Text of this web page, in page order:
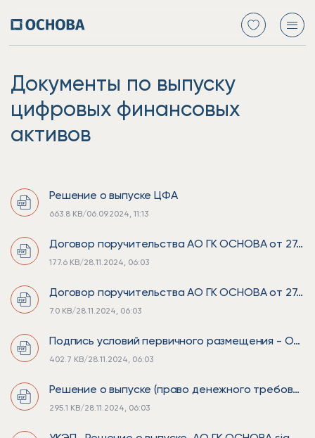
Документы по выпуску
цифровых финансовых
активов
Решение о выпуске ЦФА
663.8 KB/06.09.2024, 11:13
Договор поручительства АО ГК ОСНОВА от 27.11.2024.pdf
177.6 KB/28.11.2024, 06:03
Договор поручительства АО ГК ОСНОВА от 27.11.2024_SGN_1.sgn
7.0 KB/28.11.2024, 06:03
Подпись условий первичного размещения - Основа2.sig
402.7 KB/28.11.2024, 06:03
Решение о выпуске (право денежного требования) ЦФА №OSIN-1-DTA-122026-00002 от 27.11.2024 ООО «Основа-Инвест».pdf
295.1 KB/28.11.2024, 06:03